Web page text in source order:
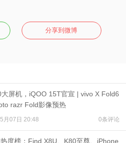
分享到微博
屏机，iQOO 15T官宣 | vivo X Fold6
razr Fold影像预热
月07日 20:48 0条评论
度榜：Find X8U、K80至尊、iPhone